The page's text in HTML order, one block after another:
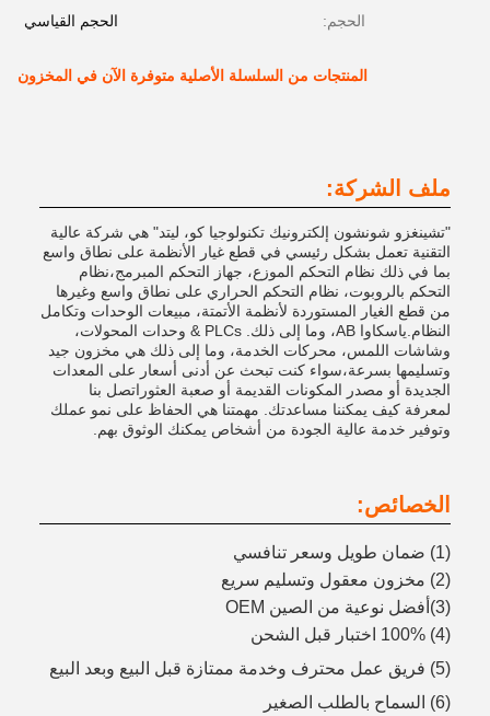
الحجم: الحجم القياسي
المنتجات من السلسلة الأصلية متوفرة الآن في المخزون
ملف الشركة:
"تشينغزو شونشون إلكترونيك تكنولوجيا كو، ليتد" هي شركة عالية
التقنية تعمل بشكل رئيسي في قطع غيار الأنظمة على نطاق واسع
بما في ذلك نظام التحكم الموزع، جهاز التحكم المبرمج،نظام
التحكم بالروبوت، نظام التحكم الحراري على نطاق واسع وغيرها
من قطع الغيار المستوردة لأنظمة الأتمتة، مبيعات الوحدات وتكامل
النظام.ياسكاوا AB، وما إلى ذلك. PLCs & وحدات المحولات،
وشاشات اللمس، محركات الخدمة، وما إلى ذلك هي مخزون جيد
وتسليمها بسرعة،سواء كنت تبحث عن أدنى أسعار على المعدات
الجديدة أو مصدر المكونات القديمة أو صعبة العثوراتصل بنا
لمعرفة كيف يمكننا مساعدتك. مهمتنا هي الحفاظ على نمو عملك
وتوفير خدمة عالية الجودة من أشخاص يمكنك الوثوق بهم.
الخصائص:
(1) ضمان طويل وسعر تنافسي
(2) مخزون معقول وتسليم سريع
(3)أفضل نوعية من الصين OEM
(4) 100% اختبار قبل الشحن
(5) فريق عمل محترف وخدمة ممتازة قبل البيع وبعد البيع
(6) السماح بالطلب الصغير